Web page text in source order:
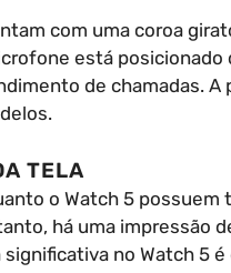
com uma coroa
está
de chamadas.
TELA
o Watch 5
há uma impressão
no Watch 5 é